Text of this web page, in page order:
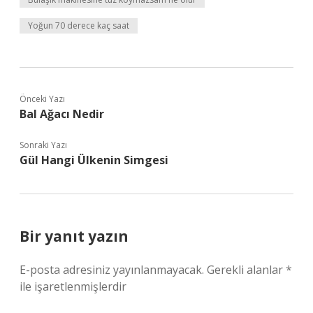
Yoğun 70 derece kaç saat
Önceki Yazı
Bal Ağacı Nedir
Sonraki Yazı
Gül Hangi Ülkenin Simgesi
Bir yanıt yazın
E-posta adresiniz yayınlanmayacak. Gerekli alanlar*
ile işaretlenmişlerdir